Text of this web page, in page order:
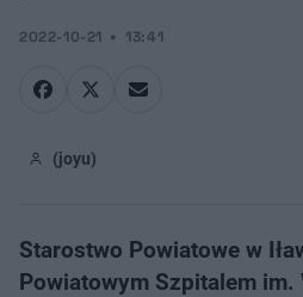
2022-10-21 13:41
(joyu)
Starostwo Powiatowe w
Powiatowym Szpitalem im.